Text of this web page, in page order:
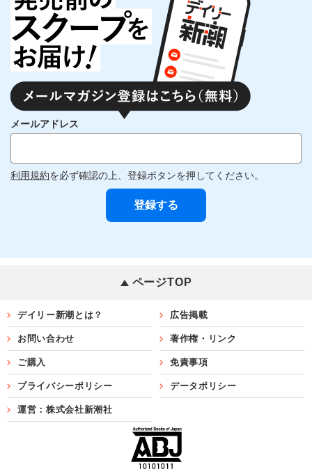
メールアドレス
利用規約を必ず確認の上、登録ボタンを押してください。
ページTOP
デイリー新潮とは？ 広告掲載
お問い合わせ 著作権・リンク
ご購入 免責事項
プライバシーポリシー データポリシー
運営：株式会社新潮社